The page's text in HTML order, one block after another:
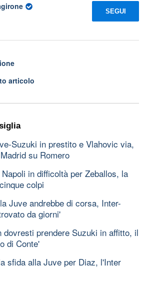
SEGUI
articolo
Suzuki in prestito e Vlahovic via,
su Romero
in difficoltà per Zeballos, la
colpi
Juve andrebbe di corsa, Inter-
da giorni'
dovresti prendere Suzuki in affitto, il
di Conte'
sfida alla Juve per Diaz, l'Inter